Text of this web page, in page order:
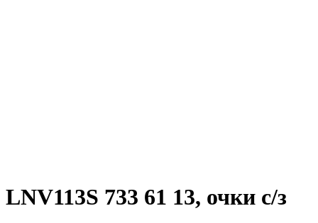
LNV113S 733 61 13, очки с/з